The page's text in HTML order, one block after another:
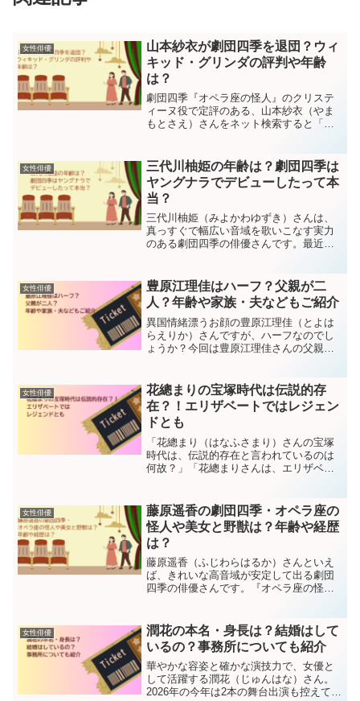
女性俳優
山本紗衣が劇団四季を退団？ウィ
キッド・グリンダの評判や年齢
は？
劇団四季『オペラ座の怪人』のクリステ
ィーヌ役で定評のある、山本紗衣（やま
もとさえ）さんをネット検索すると「退
なってしまいますよね。そこでこのマニ
ュアルでは、劇団四季・山...
女性俳優
三代川柚姫の年齢は？劇団四季は
ヤングナラでデビューしたって本
当？
三代川柚姫（みよかわゆずき）さんは、
真っすぐで幅広い音域を歌いこなす実力
のある劇団四季の俳優さんです。最近で
実は彼女の劇団四季初舞台がかな～り前
なのはご存じですか？この...
女性俳優
豊原江理佳はハーフ？父親が二
人？年齢や家族・夫などもご紹介
異国情緒漂うお顔の豊原江理佳（とよは
らえりか）さんですが、ハーフなのでし
ょうか？今回は豊原江理佳さんの父親や
悩み苦しんだ過去があることが判明しま
した。この記事を読めば、...
女性俳優
花總まりの宝塚時代は伝説的存
在？！エリザベートではレジェン
ドとも
「花總まり（はなふさまり）さんの宝塚
時代は、伝説的存在と言われているのは
何故？」「花總まりさんは、エリザベー
宝塚退団後も「伝説」があります。それ
は一体どのようなものなの...
女性俳優
藤原遥香の劇団四季・オペラ座の
怪人や美女と野獣は？年齢や経歴
は？
藤原遥香（ふじわらはるか）さんといえ
ば、きれいな高音域が安定して出る劇団
四季の俳優さんです。『オペラ座の怪
ゥ・ザ・フューチャー』で活躍していま
す。藤原遥香さん、ティーンエイ...
女性俳優
潤花の本名・身長は？結婚はして
いるの？事務所についても紹介
華やかな容姿と確かな演技力で、女優と
して活躍する潤花（じゅんはな）さん。
2026年の今年は2本の舞台出演も控えてお